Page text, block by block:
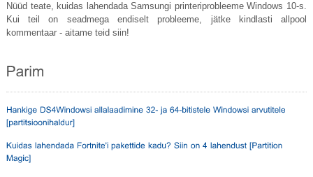
Nüüd teate, kuidas lahendada Samsungi printeriprobleeme Windows 10-s.
Kui teil on seadmega endiselt probleeme, jätke kindlasti allpool
kommentaar - aitame teid siin!